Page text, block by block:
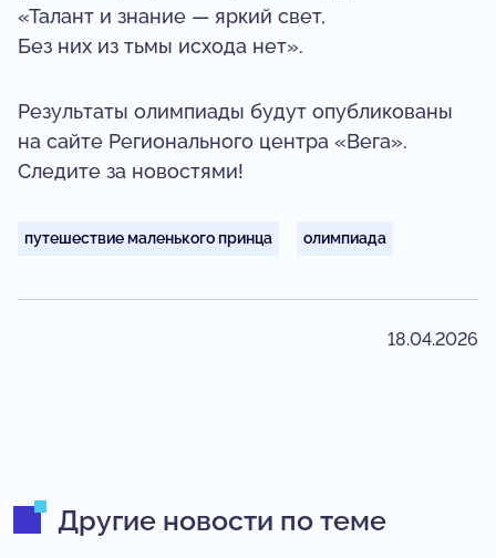
«Талант и знание — яркий свет,
Без них из тьмы исхода нет».
Результаты олимпиады будут опубликованы
на сайте Регионального центра «Вега».
Следите за новостями!
путешествие маленького принца олимпиада
18.04.2026
Другие новости по теме